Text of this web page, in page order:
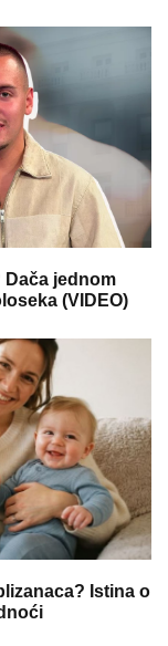
Dača jednom
(VIDEO)
Istina o